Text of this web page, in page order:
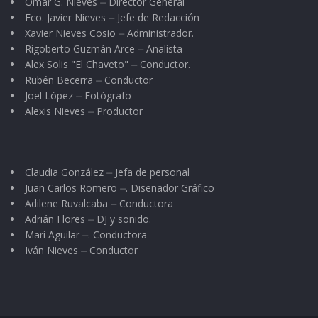
Fco. Javier Nieves ⏤ Jefe de Redacción
Xavier Nieves Cosio ⏤ Administrador.
Rigoberto Guzmán Arce ⏤ Analista
Alex Solis "El Chaveto" ⏤ Conductor.
Rubén Becerra ⏤ Conductor
Joel López ⏤ Fotógrafo
Alexis Nieves ⏤ Productor
Claudia González ⏤ Jefa de personal
Juan Carlos Romero ⏤. Diseñador Gráfico
Adilene Ruvalcaba ⏤ Conductora
Adrián Flores ⏤ DJ y sonido.
Mari Aguilar ⏤. Conductora
Iván Nieves ⏤ Conductor